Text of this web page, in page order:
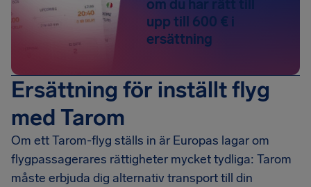
om du har rätt till
upp till 600 € i
ersättning
Ersättning för inställt flyg
med Tarom
Om ett Tarom-flyg ställs in är Europas lagar om
flygpassagerares rättigheter mycket tydliga: Tarom
måste erbjuda dig alternativ transport till din